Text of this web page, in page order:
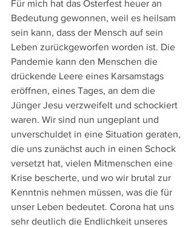
Für mich hat das Osterfest heuer an
Bedeutung gewonnen, weil es heilsam
sein kann, dass der Mensch auf sein
Leben zurückgeworfen worden ist. Die
Pandemie kann den Menschen die
drückende Leere eines Karsamstags
eröffnen, eines Tages, an dem die
Jünger Jesu verzweifelt und schockiert
waren. Wir sind nun ungeplant und
unverschuldet in eine Situation geraten,
die uns zunächst auch in einen Schock
versetzt hat, vielen Mitmenschen eine
Krise bescherte, und wo wir brutal zur
Kenntnis nehmen müssen, was die für
unser Leben bedeutet. Corona hat uns
sehr deutlich die Endlichkeit unseres